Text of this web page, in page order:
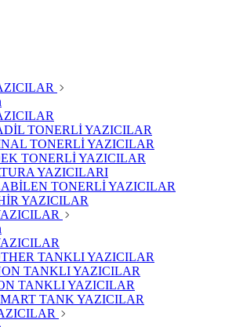
TONERLİ YAZICILAR
TONERLİ YAZICILAR
TONERLİ YAZICILAR
YAZICILARI
TONERLİ YAZICILAR
YAZICILAR
TANKLI YAZICILAR
TANKLI YAZICILAR
TANKLI YAZICILAR
TANK YAZICILAR